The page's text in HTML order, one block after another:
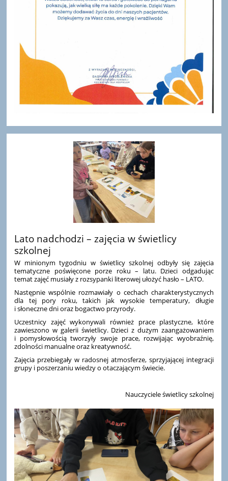
Lato nadchodzi – zajęcia w świetlicy
szkolnej
W minionym tygodniu w świetlicy szkolnej odbyły się zajęcia
tematyczne poświęcone porze roku – latu. Dzieci odgadując
temat zajęć musiały z rozsypanki literowej ułożyć hasło – LATO.
Następnie wspólnie rozmawiały o cechach charakterystycznych
dla tej pory roku, takich jak wysokie temperatury, długie
i słoneczne dni oraz bogactwo przyrody.
Uczestnicy zajęć wykonywali również prace plastyczne, które
zawieszono w galerii świetlicy. Dzieci z dużym zaangażowaniem
i pomysłowością tworzyły swoje prace, rozwijając wyobraźnię,
zdolności manualne oraz kreatywność.
Zajęcia przebiegały w radosnej atmosferze, sprzyjającej integracji
grupy i poszerzaniu wiedzy o otaczającym świecie.
Nauczyciele świetlicy szkolnej